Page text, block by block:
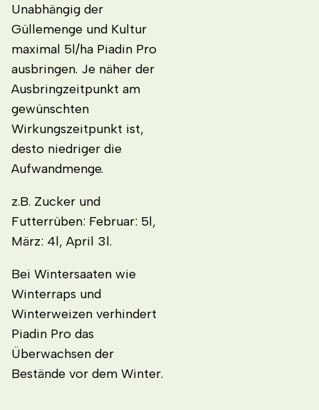
Unabhängig der
Güllemenge und Kultur
maximal 5l/ha Piadin Pro
ausbringen. Je näher der
Ausbringzeitpunkt am
gewünschten
Wirkungszeitpunkt ist,
desto niedriger die
Aufwandmenge.
z.B. Zucker und
Futterrüben: Februar: 5l,
März: 4l, April 3l.
Bei Wintersaaten wie
Winterraps und
Winterweizen verhindert
Piadin Pro das
Überwachsen der
Bestände vor dem Winter.